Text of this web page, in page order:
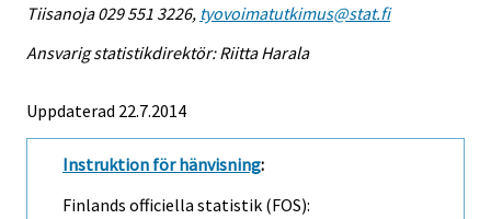
Tiisanoja 029 551 3226, tyovoimatutkimus@stat.fi
Ansvarig statistikdirektör: Riitta Harala
Uppdaterad 22.7.2014
Instruktion för hänvisning:
Finlands officiella statistik (FOS):